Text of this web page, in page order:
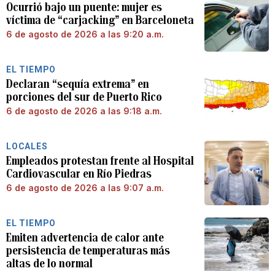
Ocurrió bajo un puente: mujer es
víctima de “carjacking” en Barceloneta
6 de agosto de 2026 a las 9:20 a.m.
EL TIEMPO
Declaran “sequía extrema” en
porciones del sur de Puerto Rico
6 de agosto de 2026 a las 9:18 a.m.
LOCALES
Empleados protestan frente al Hospital
Cardiovascular en Río Piedras
6 de agosto de 2026 a las 9:07 a.m.
EL TIEMPO
Emiten advertencia de calor ante
persistencia de temperaturas más
altas de lo normal